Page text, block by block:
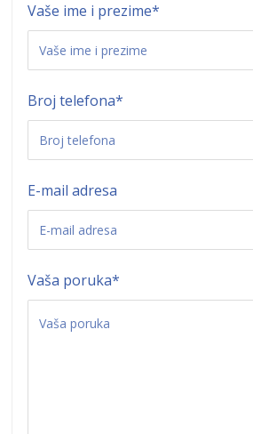
Vaše ime i prezime*
Broj telefona*
E-mail adresa
Vaša poruka*